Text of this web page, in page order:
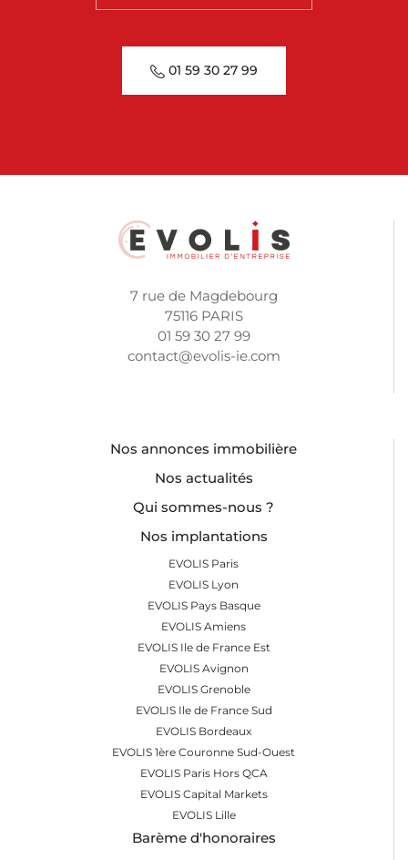
01 59 30 27 99
7 rue de Magdebourg
75116 PARIS
01 59 30 27 99
contact@evolis-ie.com
Nos annonces immobilière
Nos actualités
Qui sommes-nous ?
Nos implantations
EVOLIS Paris
EVOLIS Lyon
EVOLIS Pays Basque
EVOLIS Amiens
EVOLIS Ile de France Est
EVOLIS Avignon
EVOLIS Grenoble
EVOLIS Ile de France Sud
EVOLIS Bordeaux
EVOLIS 1ère Couronne Sud-Ouest
EVOLIS Paris Hors QCA
EVOLIS Capital Markets
EVOLIS Lille
Barème d'honoraires